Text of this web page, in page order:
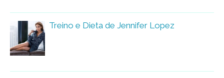
Treino e Dieta de Jennifer Lopez